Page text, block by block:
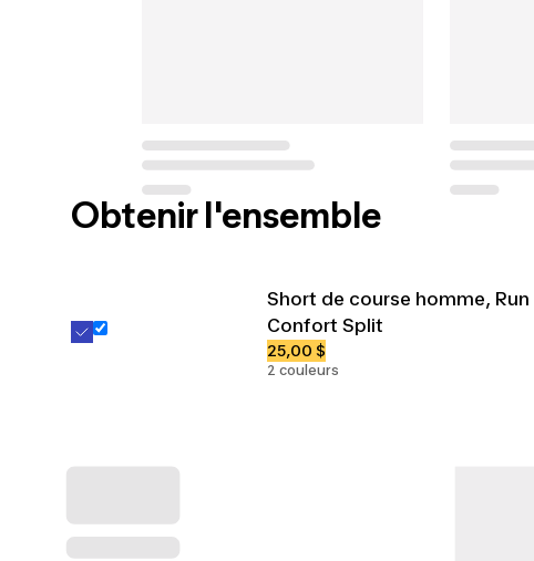
Obtenir l'ensemble
Short de course homme, Run
Confort Split
25,00 $
2 couleurs